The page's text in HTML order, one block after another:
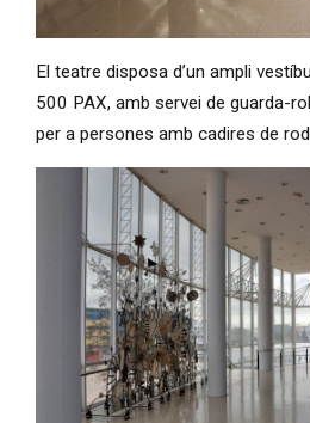
El teatre disposa d’un ampli
500 PAX, amb servei de guarda-
per a persones amb cadires de